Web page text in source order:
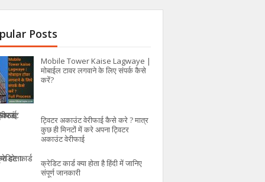
Posts
Mobile Tower Kaise Lagwaye |
मोबाईल टावर लगवाने के लिए संपर्क कैसे
करें?
ट्विटर अकाउंट वेरीफाई कैसे करे ? मात्र
कुछ ही मिनटों में करे अपना ट्विटर
अकाउंट वेरीफाई
क्रेडिट कार्ड क्या होता है हिंदी में जानिए
संपूर्ण जानकारी